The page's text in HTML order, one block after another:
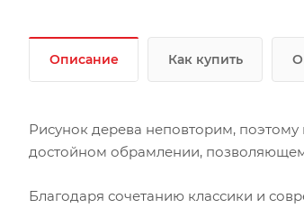
Описание Как купить
Рисунок дерева неповторим,
достойном обрамлении, позволяющем
Благодаря сочетанию классики и